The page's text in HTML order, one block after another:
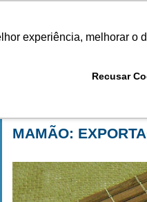
experiência, melhorar
Recusar
MAMÃO: